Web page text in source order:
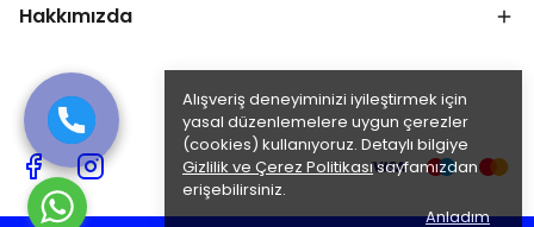
Alışveriş deneyiminizi iyileştirmek için
yasal düzenlemelere uygun çerezler
(cookies) kullanıyoruz. Detaylı bilgiye
Gizlilik ve Çerez Politikasısayfamızdan
erişebilirsiniz.
Anladım
Hakkımızda